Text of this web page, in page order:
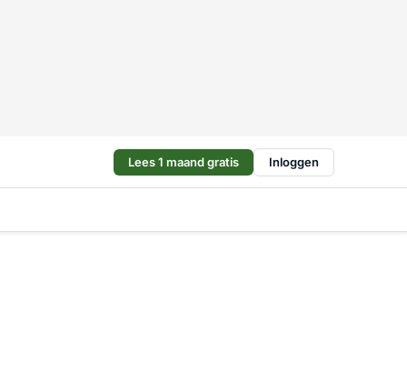
Lees 1 maand gratis Inloggen